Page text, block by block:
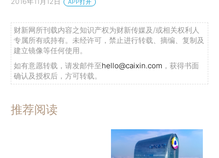
APP打开
财新网所刊载内容之知识产权为财新传媒及/或相关权利人
专属所有或持有。未经许可，禁止进行转载、摘编、复制及
建立镜像等任何使用。
如有意愿转载，请发邮件至hello@caixin.com ，获得书面
确认及授权后，方可转载。
推荐阅读